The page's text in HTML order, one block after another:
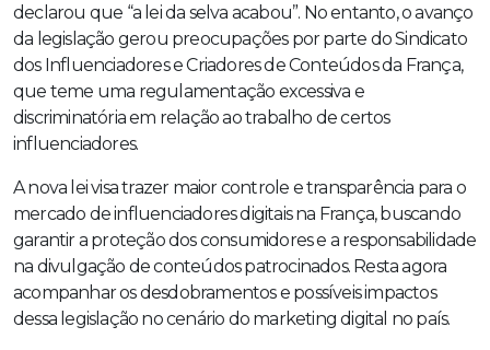
declarou que “a lei da selva acabou”. No entanto, o avanço
da legislação gerou preocupações por parte do Sindicato
dos Influenciadores e Criadores de Conteúdos da França,
que teme uma regulamentação excessiva e
discriminatória em relação ao trabalho de certos
influenciadores.
A nova lei visa trazer maior controle e transparência para o
mercado de influenciadores digitais na França, buscando
garantir a proteção dos consumidores e a responsabilidade
na divulgação de conteúdos patrocinados. Resta agora
acompanhar os desdobramentos e possíveis impactos
dessa legislação no cenário do marketing digital no país.